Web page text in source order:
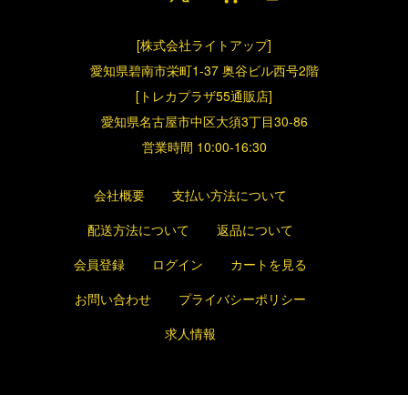
[株式会社ライトアップ]
愛知県碧南市栄町1-37 奥谷ビル西号2階
[トレカプラザ55通販店]
愛知県名古屋市中区大須3丁目30-86
営業時間 10:00-16:30
会社概要
支払い方法について
配送方法について
返品について
会員登録
ログイン
カートを見る
お問い合わせ
プライバシーポリシー
求人情報